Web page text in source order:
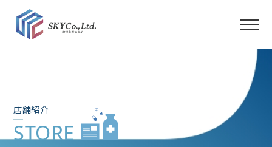
教育評価制度
店舗紹介
STORE